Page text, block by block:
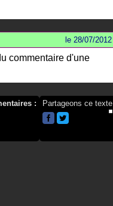
le 28/07/2012
commentaire d'une
:
Partageons ce texte